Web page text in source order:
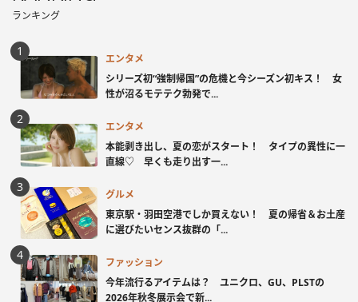
ランキング
エンタメ
シリーズ初“強制帰国”の危機と今シーズン初キス！ 女
性が沼るモテテク勃発で...
エンタメ
本能剥き出し、夏の恋がスタート！ タイプの異性に一
直線♡ 早くも走り出す一...
グルメ
東京駅・羽田空港でしか買えない！ 夏の帰省＆お土産
に選びたいセンス抜群の「...
ファッション
今年流行るアイテムは？ ユニクロ、GU、PLSTの
2026年秋冬展示会で新...